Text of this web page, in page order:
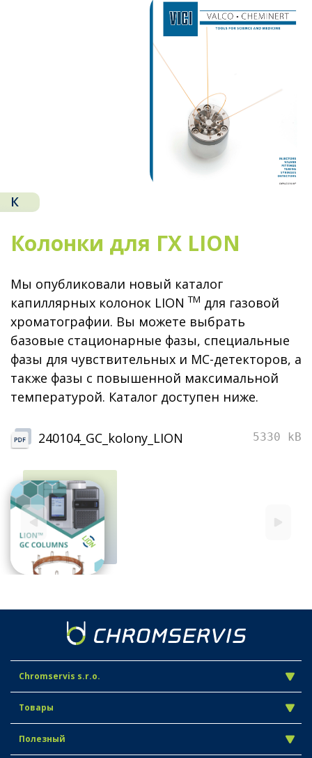
К
Колонки для ГХ LION
Мы опубликовали новый каталог
капиллярных колонок LIONTM для газовой
хроматографии. Вы можете выбрать
базовые стационарные фазы, специальные
фазы для чувствительных и МС-детекторов, а
также фазы с повышенной максимальной
температурой. Каталог доступен ниже.
240104_GC_kolony_LION 5330 kB
Chromservis s.r.o.
Товары
Полезный